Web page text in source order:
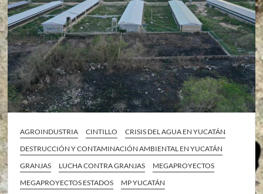
AGROINDUSTRIA CINTILLO
CRISIS DEL AGUA EN YUCATÁN
DESTRUCCIÓN Y CONTAMINACIÓN AMBIENTAL EN YUCATÁN
GRANJAS
LUCHA CONTRA GRANJAS
MEGAPROYECTOS
MEGAPROYECTOS ESTADOS
MP YUCATÁN